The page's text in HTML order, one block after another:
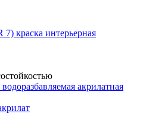
краска интерьерная
акрилатная